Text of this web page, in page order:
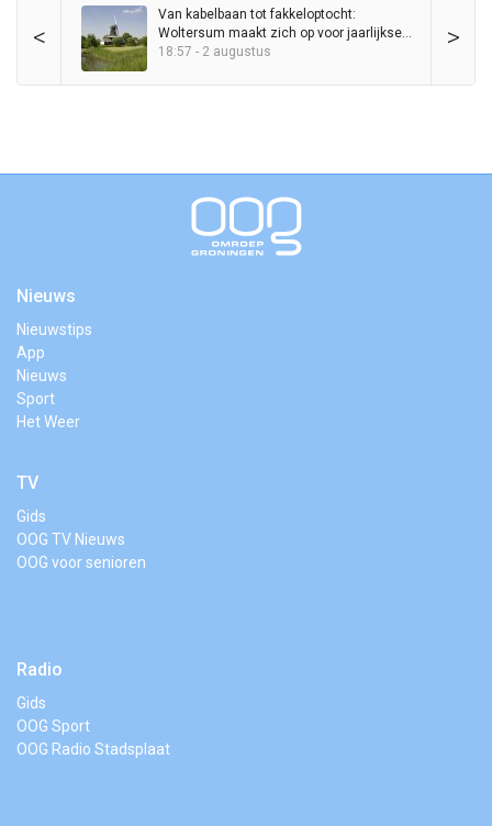
< >
Van kabelbaan tot fakkeloptocht:
Woltersum maakt zich op voor jaarlijkse
Zomerdagen
18:57 - 2 augustus
Nieuws
Nieuwstips
App
Nieuws
Sport
Het Weer
TV
Gids
OOG TV Nieuws
OOG voor senioren
Radio
Gids
OOG Sport
OOG Radio Stadsplaat